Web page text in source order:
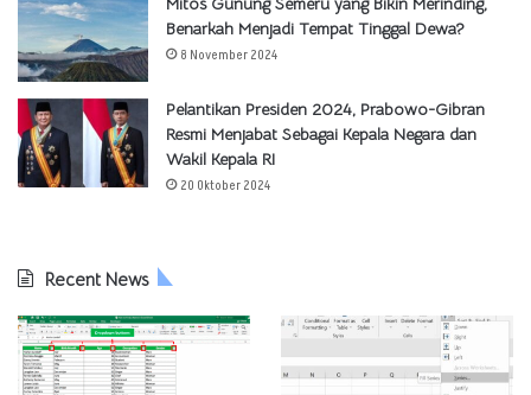
Benarkah Menjadi Tempat Tinggal Dewa?
8 November 2024
Pelantikan Presiden 2024, Prabowo-Gibran
Resmi Menjabat Sebagai Kepala Negara dan
Wakil Kepala RI
20 Oktober 2024
Recent News